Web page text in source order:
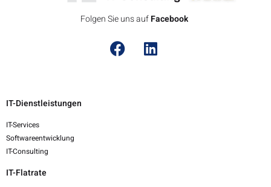
Folgen Sie uns auf Facebook
IT-Dienstleistungen
IT-Services
Softwareentwicklung
IT-Consulting
IT-Flatrate